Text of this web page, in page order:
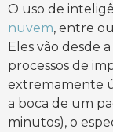
O uso de
nuvem, entre
Eles vão desde
processos de
extremamente
a boca de um
minutos), o